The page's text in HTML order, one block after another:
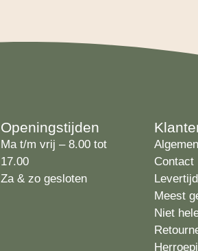
Openingstijden
Ma t/m vrij – 8.00 tot
17.00
Za & zo gesloten
Contact
Meest
Niet